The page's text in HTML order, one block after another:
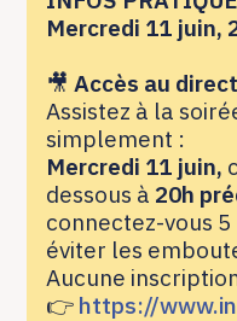
Mercredi 11 juin,
🎥 Accès au
Assistez à la
simplement :
Mercredi 11 juin,
dessous à 20h
connectez-vous
éviter les
Aucune
👉 https://